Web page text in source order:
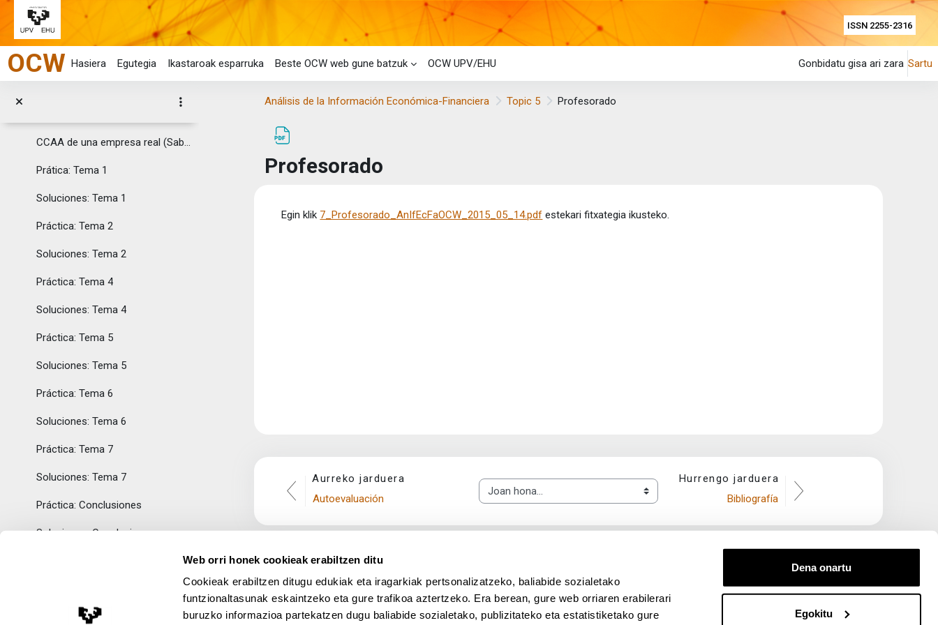
Web orri honek cookieak erabiltzen ditu
Cookieak erabiltzen ditugu edukiak eta iragarkiak pertsonalizatzeko, baliabide sozialetako
funtzionaltasunak eskaintzeko eta gure trafikoa aztertzeko. Era berean, gure web orriaren erabilerari
buruzko informazioa partekatzen dugu baliabide sozialetako, publizitateko eta estatistiketako gure
Dena onartu
Egokitu
ISSN 2255-2316
Joan eduki nagusira zuzenean
OCW Hasiera Egutegia Ikastaroak esparruka Beste OCW web gune batzuk OCW UPV/EHU Gonbidatu gisa ari zara Sartu
Tema 4: Análisis Patrimonial
Tema 5: Análisis Financiero. El Fondo de Rotación y las Necesidades del Fondo de Rotación
Tema 6: Análisis Financiero por Ratios. Análisis de la Solvencia y la Liquidez
Tolestu
CCAA de una empresa real (Sabeko banaketa, 2012)
Prática: Tema 1
Soluciones: Tema 1
Práctica: Tema 2
Soluciones: Tema 2
Práctica: Tema 4
Soluciones: Tema 4
Práctica: Tema 5
Soluciones: Tema 5
Práctica: Tema 6
Soluciones: Tema 6
Práctica: Tema 7
Soluciones: Tema 7
Práctica: Conclusiones
Soluciones: Conclusiones
Análisis de la Información Económica-Financiera Topic 5 Profesorado
Profesorado
Egin klik 7_Profesorado_AnIfEcFaOCW_2015_05_14.pdf estekari fitxategia ikusteko.
Aurreko jarduera
Autoevaluación
Joan hona...
Hurrengo jarduera
Bibliografía
Lege Oharra App deskargatu UPV/EHU en Facebook (abre ventana nueva)
UPV/EHU en Twitter (abre ventana nueva)
UPV/EHU en LinkedIn (abre ventana nueva)
UPV/EHU en YouTube (abre ventana nueva)